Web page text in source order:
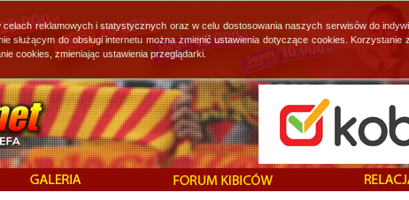
reklamowych i statystycznych oraz w celu dostosowania naszych serwisów do
służącym do obsługi internetu można zmienić ustawienia dotyczące cookies.
cookies, zmieniając ustawienia przeglądarki.